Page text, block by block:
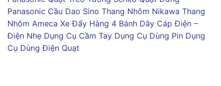
Panasonic Cầu Dao Sino Thang Nhôm Nikawa Thang
Nhôm Ameca Xe Đẩy Hàng 4 Bánh Dây Cáp Điện –
Điện Nhẹ Dụng Cụ Cầm Tay Dụng Cụ Dùng Pin Dụng
Cụ Dùng Điện Quạt